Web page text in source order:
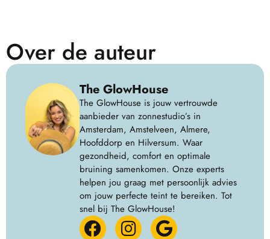
Over de auteur
The GlowHouse
The GlowHouse is jouw vertrouwde
aanbieder van zonnestudio’s in
Amsterdam, Amstelveen, Almere,
Hoofddorp en Hilversum. Waar
gezondheid, comfort en optimale
bruining samenkomen. Onze experts
helpen jou graag met persoonlijk advies
om jouw perfecte teint te bereiken. Tot
snel bij The GlowHouse!